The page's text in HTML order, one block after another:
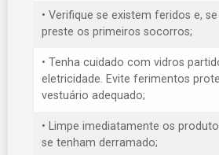
• Verifique se existem feridos e,
preste os primeiros socorros;
• Tenha cuidado com vidros
eletricidade. Evite ferimentos
vestuário adequado;
• Limpe imediatamente os
se tenham derramado;